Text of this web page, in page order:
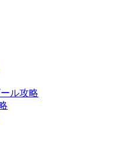
ル攻略